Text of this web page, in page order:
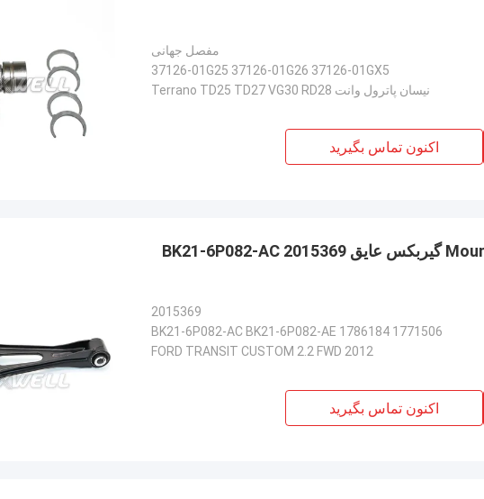
مفصل جهانی
37126-01G25 37126-01G26 37126-01GX5
نیسان پاترول وانت Terrano TD25 TD27 VG30 RD28
اکنون تماس بگیرید
فورد ترانزیت موتور Mount Bushings گیربکس عایق 2015369 BK21-6P082-AC
2015369
BK21-6P082-AC BK21-6P082-AE 1786184 1771506
FORD TRANSIT CUSTOM 2.2 FWD 2012
اکنون تماس بگیرید